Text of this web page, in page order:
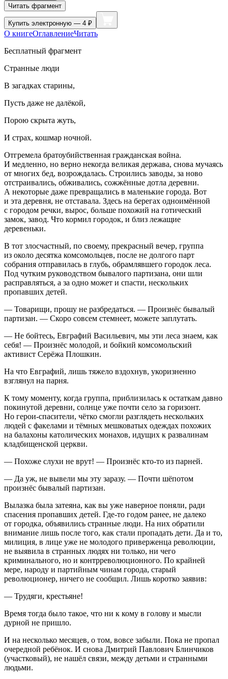
Читать фрагмент
Купить электронную — 4 ₽
О книгеОглавлениеЧитать
Бесплатный фрагмент
Странные люди
В загадках старины,
Пусть даже не далёкой,
Порою скрыта жуть,
И страх, кошмар ночной.
Отгремела братоубийственная гражданская война.
И медленно, но верно некогда великая держава, снова мучаясь
от многих бед, возрождалась. Строились заводы, за ново
отстраивались, обживались, сожжённые дотла деревни.
А некоторые даже превращались в маленькие города. Вот
и эта деревня, не отставала. Здесь на берегах одноимённой
с городом речки, вырос, больше похожий на готический
замок, завод. Что кормил городок, и близ лежащие
деревеньки.
В тот злосчастный, по своему, прекрасный вечер, группа
из около десятка комсомольцев, после не долгого парт
собрания отправилась в глубь, обрамлявшего городок леса.
Под чутким руководством бывалого партизана, они шли
расправляться, а за одно может и спасти, нескольких
пропавших детей.
— Товарищи, прошу не разбредаться. — Произнёс бывалый
партизан. — Скоро совсем стемнеет, можете заплутать.
— Не бойтесь, Евграфий Васильевич, мы эти леса знаем, как
себя! — Произнёс молодой, и бойкий комсомольский
активист Серёжа Плошкин.
На что Евграфий, лишь тяжело вздохнув, укоризненно
взглянул на парня.
К тому моменту, когда группа, приблизилась к остаткам давно
покинутой деревни, солнце уже почти село за горизонт.
Но герои-спасители, чётко смогли разглядеть нескольких
людей с факелами и тёмных мешковатых одеждах похожих
на балахоны католических монахов, идущих к развалинам
кладбищенской церкви.
— Похоже слухи не врут! — Произнёс кто-то из парней.
— Да уж, не вывели мы эту заразу. — Почти шёпотом
произнёс бывалый партизан.
Вылазка была затеяна, как вы уже наверное поняли, ради
спасения пропавших детей. Где-то годом ранее, не далеко
от городка, объявились странные люди. На них обратили
внимание лишь после того, как стали пропадать дети. Да и то,
милиция, в лице уже не молодого приверженца революции,
не выявила в странных людях ни только, ни чего
криминального, но и контрреволюционного. По крайней
мере, народу и партийным чинам города, старый
революционер, ничего не сообщил. Лишь коротко заявив:
— Трудяги, крестьяне!
Время тогда было такое, что ни к кому в голову и мысли
дурной не пришло.
И на несколько месяцев, о том, вовсе забыли. Пока не пропал
очередной ребёнок. И снова Дмитрий Павлович Блинчиков
(участковый), не нашёл связи, между детьми и странными
людьми.